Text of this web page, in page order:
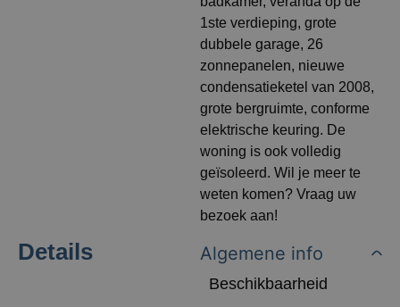
1ste verdieping, grote
dubbele garage, 26
zonnepanelen, nieuwe
condensatieketel van 2008,
grote bergruimte, conforme
elektrische keuring. De
woning is ook volledig
geïsoleerd. Wil je meer te
weten komen? Vraag uw
bezoek aan!
Details Algemene info
Beschikbaarheid